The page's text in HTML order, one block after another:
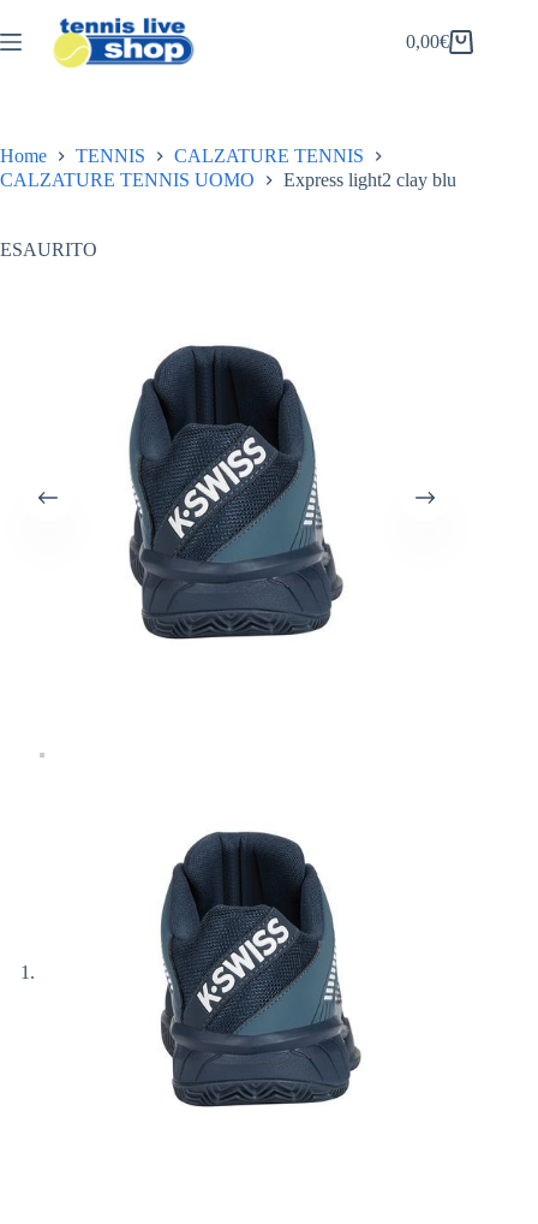
al
contenuto
Carrello
0,00€
Home TENNIS
CALZATURE TENNIS
CALZATURE TENNIS UOMO
Express light2 clay blu
ESAURITO